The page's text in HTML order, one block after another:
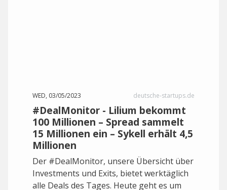
WED, 03/05/2023 deutsche-startups.de
#DealMonitor - Lilium bekommt
100 Millionen – Spread sammelt
15 Millionen ein – Sykell erhält 4,5
Millionen
Der #DealMonitor, unsere Übersicht über
Investments und Exits, bietet werktäglich
alle Deals des Tages. Heute geht es um